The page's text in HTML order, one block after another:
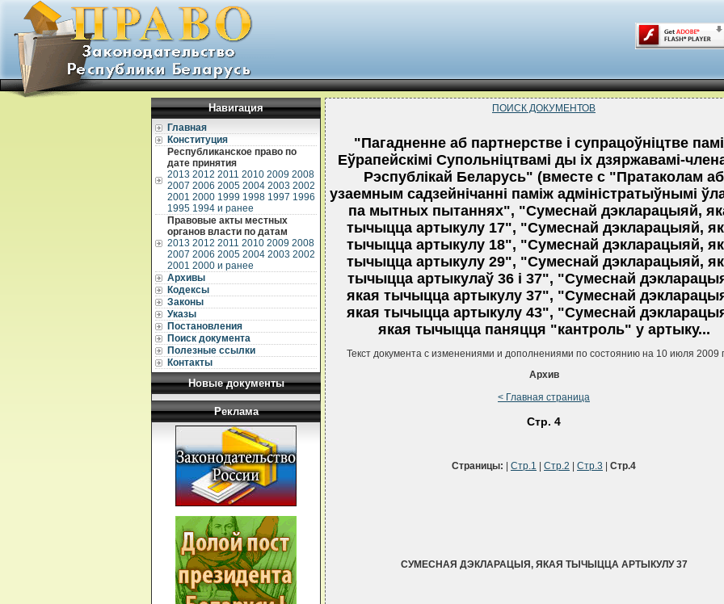
Навигация
Главная
Конституция
Республиканское право по
дате принятия
2013 2012 2011 2010 2009 2008
2007 2006 2005 2004 2003 2002
2001 2000 1999 1998 1997 1996
1995 1994 и ранее
Правовые акты местных
органов власти по датам
2013 2012 2011 2010 2009 2008
2007 2006 2005 2004 2003 2002
2001 2000 и ранее
Архивы
Кодексы
Законы
Указы
Постановления
Поиск документа
Полезные ссылки
Контакты
Новые документы
Реклама
ПОИСК ДОКУМЕНТОВ
"Пагадненне аб партнерстве i супрацоўнiцтве
Еўрапейскiмi Супольнiцтвамi ды iх дзяржавамi-
Рэспублiкай Беларусь" (вместе с "Пратаколам аб
узаемным садзейнiчаннi памiж адмiнiстратыўнымi
па мытных пытаннях", "Сумеснай дэкларацыяй,
тычыцца артыкулу 17", "Сумеснай дэкларацыяй,
тычыцца артыкулу 18", "Сумеснай дэкларацыяй,
тычыцца артыкулу 29", "Сумеснай дэкларацыяй,
тычыцца артыкулаў 36 i 37", "Сумеснай
якая тычыцца артыкулу 37", "Сумеснай
якая тычыцца артыкулу 43", "Сумеснай
якая тычыцца паняцця "кантроль" у артыку...
Текст документа с изменениями и дополнениями по состоянию на 10 июля 2009
Архив
< Главная страница
Стр. 4
Страницы: Стр.1 Стр.2 Стр.3 Стр.4
СУМЕСНАЯ ДЭКЛАРАЦЫЯ, ЯКАЯ ТЫЧЫЦЦА АРТЫКУЛУ 37